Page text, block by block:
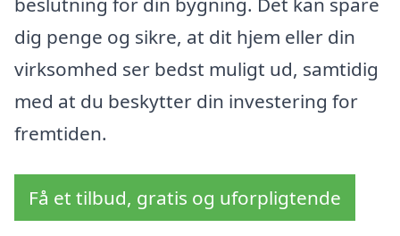
dig penge og sikre, at dit hjem eller din
virksomhed ser bedst muligt ud, samtidig
med at du beskytter din investering for
fremtiden.
Få et tilbud, gratis og uforpligtende